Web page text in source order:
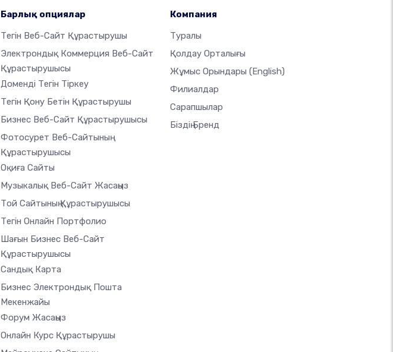
Барлық опциялар
Тегін Веб-Сайт Құрастырушы
Электрондық Коммерция Веб-Сайт
Құрастырушысы
Доменді Тегін Тіркеу
Тегін Қону Бетін Құрастырушы
Бизнес Веб-Сайт Құрастырушысы
Фотосурет Веб-Сайтының
Құрастырушысы
Оқиға Сайты
Музыкалық Веб-Сайт Жасаңыз
Той Сайтының Құрастырушысы
Тегін Онлайн Портфолио
Шағын Бизнес Веб-Сайт
Құрастырушысы
Сандық Карта
Бизнес Электрондық Пошта
Мекенжайы
Форум Жасаңыз
Онлайн Курс Құрастырушы
Компания
Туралы
Қолдау Орталығы
Жұмыс Орындары (English)
Филиалдар
Сарапшылар
Біздің Бренд